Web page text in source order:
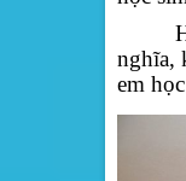
nghĩa,
em